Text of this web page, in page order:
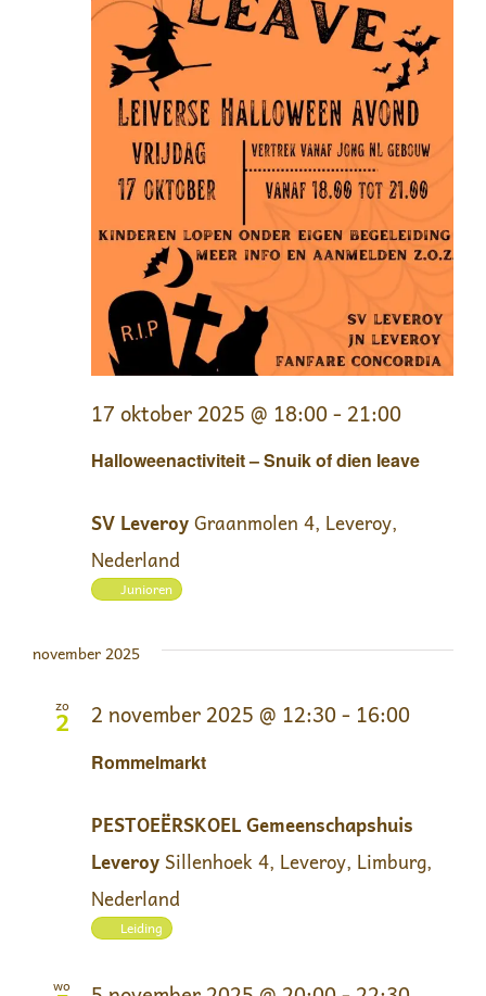
Halloweenactiviteit – Snuik of dien leave
17 oktober 2025 @ 18:00- 21:00
SV LeveroyGraanmolen 4, Leveroy,
Nederland
Junioren
november 2025
zo
2
Rommelmarkt
2 november 2025 @ 12:30- 16:00
PESTOEËRSKOEL Gemeenschapshuis
LeveroySillenhoek 4, Leveroy, Limburg,
Nederland
Leiding
wo